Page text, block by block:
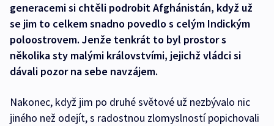
generacemi si chtěli podrobit Afghánistán, když už
se jim to celkem snadno povedlo s celým Indickým
poloostrovem. Jenže tenkrát to byl prostor s
několika sty malými královstvími, jejichž vládci si
dávali pozor na sebe navzájem.
Nakonec, když jim po druhé světové už nezbývalo nic
jiného než odejít, s radostnou zlomyslností popichovali